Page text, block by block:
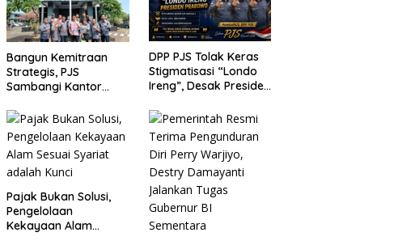
Bangun Kemitraan
Strategis, PJS
Sambangi Kantor
DPP PJS Tolak Keras
Stigmatisasi “Londo
Ireng”, Desak Presiden
Pernyataan dan Minta
Maaf
Pajak Bukan Solusi,
Pengelolaan
Kekayaan Alam